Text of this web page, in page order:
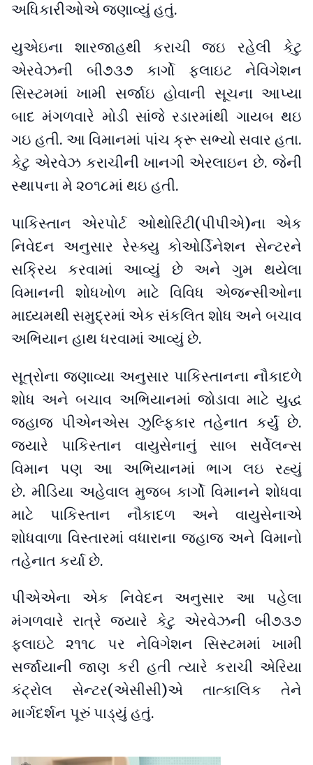
અધિકારીઓએ જણાવ્યું હતું.
યુએઇના શારજાહથી કરાચી જઇ રહેલી કેટુ
એરવેઝની બી૭૩૭ કાર્ગો ફ્લાઇટ નેવિગેશન
સિસ્ટમમાં ખામી સર્જાઇ હોવાની સૂચના આપ્યા
બાદ મંગળવારે મોડી સાંજે રડારમાંથી ગાયબ થઇ
ગઇ હતી. આ વિમાનમાં પાંચ ક્રૂ સભ્યો સવાર હતા.
કેટુ એરવેઝ કરાચીની ખાનગી એરલાઇન છે. જેની
સ્થાપના મે ૨૦૧૮માં થઇ હતી.
પાકિસ્તાન એરપોર્ટ ઓથોરિટી(પીપીએ)ના એક
નિવેદન અનુસાર રેસ્ક્યુ કોઓર્ડિનેશન સેન્ટરને
સક્રિય કરવામાં આવ્યું છે અને ગુમ થયેલા
વિમાનની શોધખોળ માટે વિવિધ એજન્સીઓના
માધ્યમથી સમુદ્રમાં એક સંકલિત શોધ અને બચાવ
અભિયાન હાથ ધરવામાં આવ્યું છે.
સૂત્રોના જણાવ્યા અનુસાર પાકિસ્તાનના નૌકાદળે
શોધ અને બચાવ અભિયાનમાં જોડાવા માટે યુદ્ધ
જહાજ પીએનએસ ઝુલ્ફિકાર તહેનાત કર્યું છે.
જ્યારે પાકિસ્તાન વાયુસેનાનું સાબ સર્વેલન્સ
વિમાન પણ આ અભિયાનમાં ભાગ લઇ રહ્યું
છે. મીડિયા અહેવાલ મુજબ કાર્ગો વિમાનને શોધવા
માટે પાકિસ્તાન નૌકાદળ અને વાયુસેનાએ
શોધવાળા વિસ્તારમાં વધારાના જહાજ અને વિમાનો
તહેનાત કર્યા છે.
પીએએના એક નિવેદન અનુસાર આ પહેલા
મંગળવારે રાત્રે જ્યારે કેટુ એરવેઝની બી૭૩૭
ફ્લાઇટે ૨૧૧૮ પર નેવિગેશન સિસ્ટમમાં ખામી
સર્જાયાની જાણ કરી હતી ત્યારે કરાચી એરિયા
કંટ્રોલ સેન્ટર(એસીસી)એ તાત્કાલિક તેને
માર્ગદર્શન પૂરું પાડ્યું હતું.